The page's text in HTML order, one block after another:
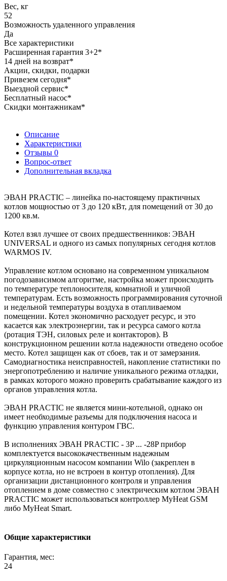
Вес, кг
52
Возможность удаленного управления
Да
Все характеристики
Расширенная гарантия 3+2*
14 дней на возврат*
Акции, скидки, подарки
Привезем сегодня*
Выездной сервис*
Бесплатный насос*
Скидки монтажникам*
Описание
Характеристики
Отзывы 0
Вопрос-ответ
Дополнительная вкладка
ЭВАН PRACTIC – линейка по-настоящему практичных
котлов мощностью от 3 до 120 кВт, для помещений от 30 до
1200 кв.м.
Котел взял лучшее от своих предшественников: ЭВАН
UNIVERSAL и одного из самых популярных сегодня котлов
WARMOS IV.
Управление котлом основано на современном уникальном
погодозависимом алгоритме, настройка может происходить
по температуре теплоносителя, комнатной и уличной
температурам. Есть возможность программирования суточной
и недельной температуры воздуха в отапливаемом
помещении. Котел экономично расходует ресурс, и это
касается как электроэнергии, так и ресурса самого котла
(ротация ТЭН, силовых реле и контакторов). В
конструкционном решении котла надежности отведено особое
место. Котел защищен как от сбоев, так и от замерзания.
Самодиагностика неисправностей, накопление статистики по
энергопотреблению и наличие уникального режима отладки,
в рамках которого можно проверить срабатывание каждого из
органов управления котла.
ЭВАН PRACTIC не является мини-котельной, однако он
имеет необходимые разъемы для подключения насоса и
функцию управления контуром ГВС.
В исполнениях ЭВАН PRACTIC - 3P ... -28P прибор
комплектуется высококачественным надежным
циркуляционным насосом компании Wilo (закреплен в
корпусе котла, но не встроен в контур отопления). Для
организации дистанционного контроля и управления
отоплением в доме совместно с электрическим котлом ЭВАН
PRACTIC может использоваться контроллер MyHeat GSM
либо MyHeat Smart.
Общие характеристики
Гарантия, мес:
24